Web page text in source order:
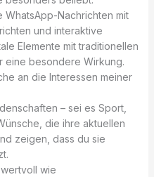
Nachrichten mit
und interaktive
Elemente mit traditionellen
eine besondere Wirkung.
an die Interessen meiner
– sei es Sport,
die ihre aktuellen
zeigen, dass du sie
wie